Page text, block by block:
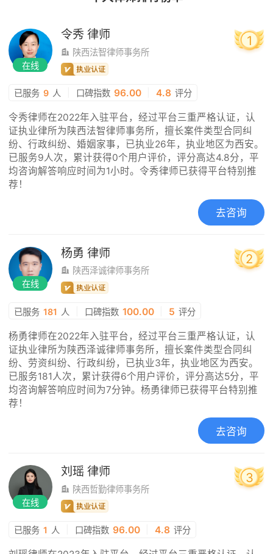
在线
令秀 律师
陕西法智律师事务所
1
已服务 9 人 口碑指数 96.00 4.8 评分
令秀律师在2022年入驻平台，经过平台三重严格认证，认
证执业律所为陕西法智律师事务所，擅长案件类型合同纠
纷、行政纠纷、婚姻家事，已执业26年，执业地区为西安。
已服务9人次，累计获得0个用户评价，评分高达4.8分，平
均咨询解答响应时间为1小时。令秀律师已获得平台特别推
荐！
去咨询
在线
杨勇 律师
陕西泽诚律师事务所
2
已服务 181 人 口碑指数 100.00 5 评分
杨勇律师在2022年入驻平台，经过平台三重严格认证，认
证执业律所为陕西泽诚律师事务所，擅长案件类型合同纠
纷、劳资纠纷、行政纠纷，已执业3年，执业地区为西安。
已服务181人次，累计获得6个用户评价，评分高达5分，平
均咨询解答响应时间为7分钟。杨勇律师已获得平台特别推
荐！
去咨询
在线
刘瑶 律师
陕西哲勤律师事务所
3
已服务 1 人 口碑指数 96.00 4.8 评分